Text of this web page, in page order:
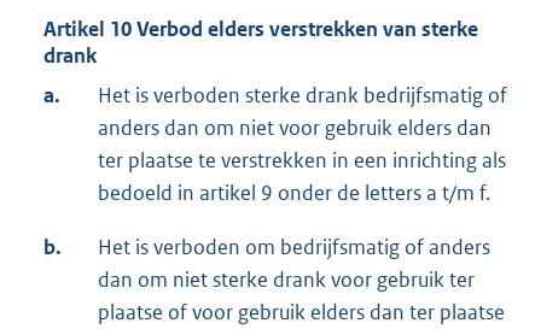
Artikel 10 Verbod elders verstrekken van sterke
drank
a.
Het is verboden sterke drank bedrijfsmatig of
anders dan om niet voor gebruik elders dan
ter plaatse te verstrekken in een inrichting als
bedoeld in artikel 9 onder de letters a t/m f.
b.
Het is verboden om bedrijfsmatig of anders
dan om niet sterke drank voor gebruik ter
plaatse of voor gebruik elders dan ter plaatse